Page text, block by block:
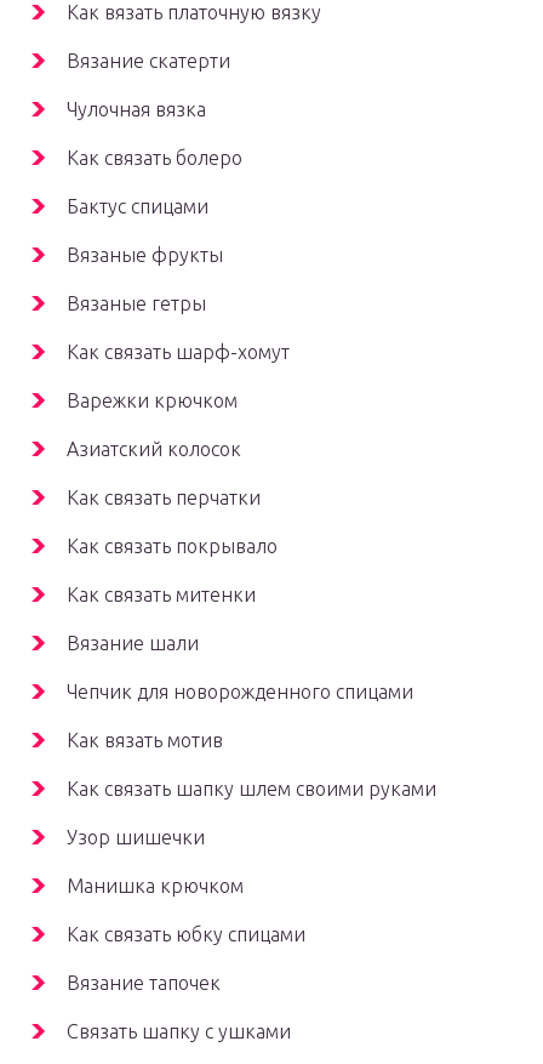
Как вязать платочную вязку
Вязание скатерти
Чулочная вязка
Как связать болеро
Бактус спицами
Вязаные фрукты
Вязаные гетры
Как связать шарф-хомут
Варежки крючком
Азиатский колосок
Как связать перчатки
Как связать покрывало
Как связать митенки
Вязание шали
Чепчик для новорожденного спицами
Как вязать мотив
Как связать шапку шлем своими руками
Узор шишечки
Манишка крючком
Как связать юбку спицами
Вязание тапочек
Связать шапку с ушками